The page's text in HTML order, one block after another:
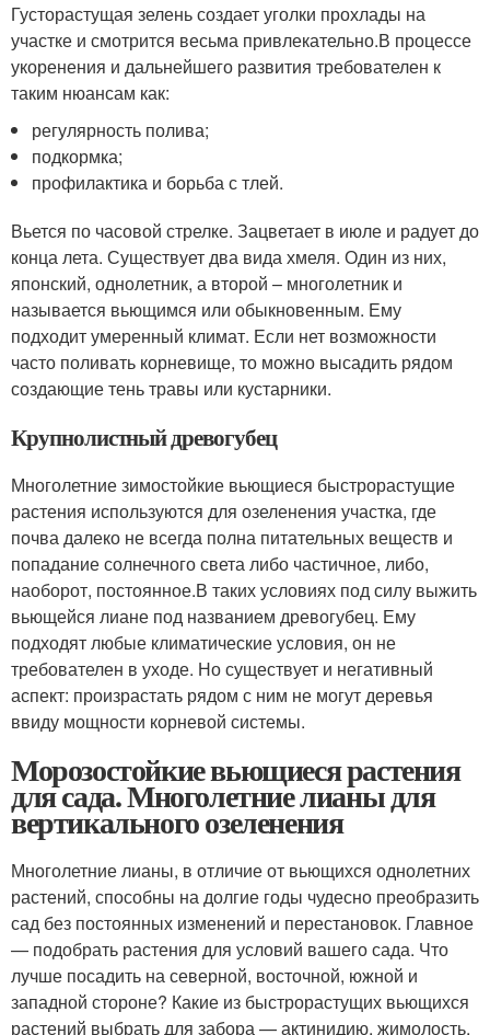
Густорастущая зелень создает уголки прохлады на
участке и смотрится весьма привлекательно.В процессе
укоренения и дальнейшего развития требователен к
таким нюансам как:
регулярность полива;
подкормка;
профилактика и борьба с тлей.
Вьется по часовой стрелке. Зацветает в июле и радует до
конца лета. Существует два вида хмеля. Один из них,
японский, однолетник, а второй – многолетник и
называется вьющимся или обыкновенным. Ему
подходит умеренный климат. Если нет возможности
часто поливать корневище, то можно высадить рядом
создающие тень травы или кустарники.
Крупнолистный древогубец
Многолетние зимостойкие вьющиеся быстрорастущие
растения используются для озеленения участка, где
почва далеко не всегда полна питательных веществ и
попадание солнечного света либо частичное, либо,
наоборот, постоянное.В таких условиях под силу выжить
вьющейся лиане под названием древогубец. Ему
подходят любые климатические условия, он не
требователен в уходе. Но существует и негативный
аспект: произрастать рядом с ним не могут деревья
ввиду мощности корневой системы.
Морозостойкие вьющиеся растения
для сада. Многолетние лианы для
вертикального озеленения
Многолетние лианы, в отличие от вьющихся однолетних
растений, способны на долгие годы чудесно преобразить
сад без постоянных изменений и перестановок. Главное
— подобрать растения для условий вашего сада. Что
лучше посадить на северной, восточной, южной и
западной стороне? Какие из быстрорастущих вьющихся
растений выбрать для забора — актинидию, жимолость,